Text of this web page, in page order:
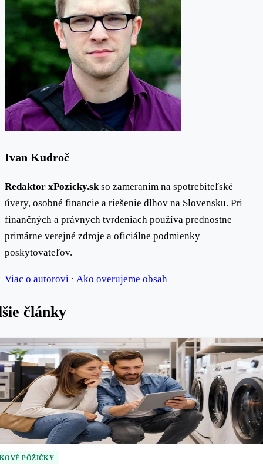
Ivan Kudroč
Redaktor xPozicky.sk so zameraním na spotrebiteľské
úvery, osobné financie a riešenie dlhov na Slovensku. Pri
finančných a právnych tvrdeniach používa prednostne
primárne verejné zdroje a oficiálne podmienky
poskytovateľov.
Viac o autorovi · Ako overujeme obsah
články
PÔŽIČKY